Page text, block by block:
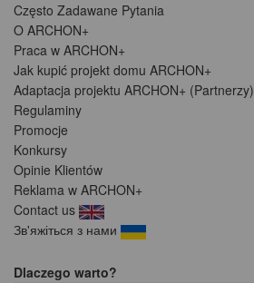
Często Zadawane Pytania
O ARCHON+
Praca w ARCHON+
Jak kupić projekt domu ARCHON+
Adaptacja projektu ARCHON+ (Partnerzy)
Regulaminy
Promocje
Konkursy
Opinie Klientów
Reklama w ARCHON+
Contact us
Зв'яжіться з нами
Dlaczego warto?